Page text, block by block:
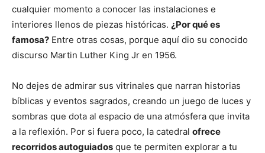
cualquier momento a conocer las instalaciones e
interiores llenos de piezas históricas. ¿Por qué es
famosa? Entre otras cosas, porque aquí dio su conocido
discurso Martin Luther King Jr en 1956.
No dejes de admirar sus vitrinales que narran historias
bíblicas y eventos sagrados, creando un juego de luces y
sombras que dota al espacio de una atmósfera que invita
a la reflexión. Por si fuera poco, la catedral ofrece
recorridos autoguiados que te permiten explorar a tu